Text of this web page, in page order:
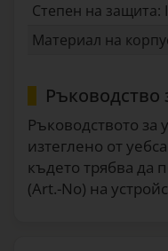
Степен на защита:
Материал на
Ръководство
Ръководството
изтеглено от
където трябва да
(Art.-No) на